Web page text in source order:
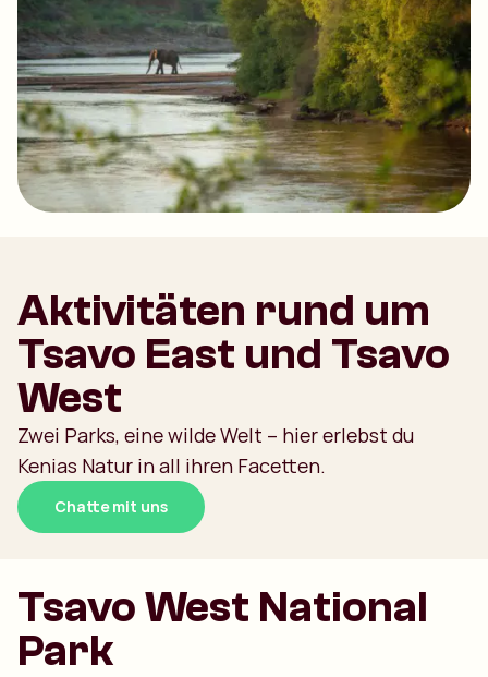
Aktivitäten rund um
Tsavo East und Tsavo
West
Zwei Parks, eine wilde Welt – hier erlebst du
Kenias Natur in all ihren Facetten.
Chatte mit uns
Tsavo West National
Park